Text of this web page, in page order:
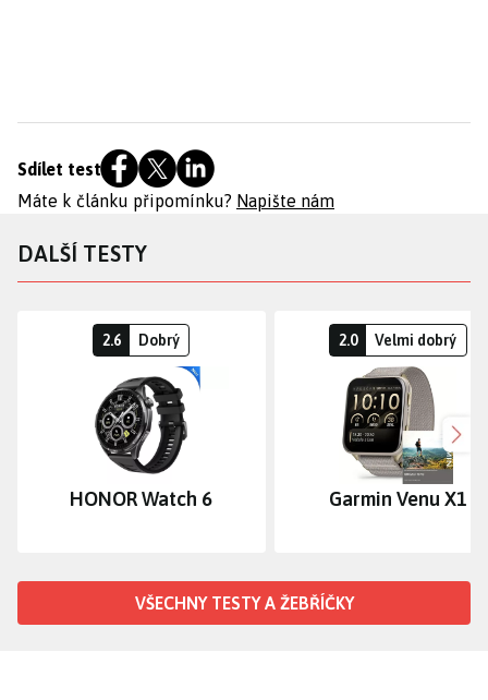
Sdílet test
Máte k článku připomínku? Napište nám
DALŠÍ TESTY
2.6 Dobrý
HONOR Watch 6
2.0 Velmi dobrý
Garmin Venu X1
VŠECHNY TESTY A ŽEBŘÍČKY